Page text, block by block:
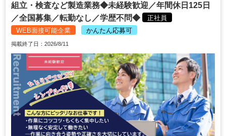
組立・検査など製造業務◆未経験歓迎／年間休日125日
／全国募集／転勤なし／学歴不問◆
正社員
WEB面接可能企業
かんたん応募可
掲載終了日：2026/8/11